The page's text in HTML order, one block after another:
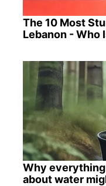
The 10 Most
Lebanon - Who
Why
about water